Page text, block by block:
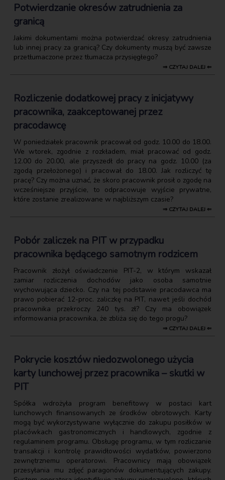
Potwierdzanie okresów zatrudnienia za
granicą
Jakimi dokumentami można potwierdzać okresy zatrudnienia
lub innej pracy za granicą? Czy dokumenty muszą być zawsze
przetłumaczone przez tłumacza przysięgłego?
⇒ CZYTAJ DALEJ ⇐
Rozliczenie dodatkowej pracy z inicjatywy
pracownika, zaakceptowanej przez
pracodawcę
W poniedziałek pracownik pracował od godz. 10.00 do 18.00.
We wtorek, zgodnie z rozkładem, miał pracować od godz.
12.00 do 20.00, ale przyszedł do pracy na godz. 10.00 (za
zgodą przełożonego) i pracował do 18.00. Jak rozliczyć tę
pracę? Czy można uznać, że skoro pracownik prosił o zgodę na
wcześniejsze przyjście, to odpracowuje wyjście prywatne,
które zostanie zrealizowane w najbliższym czasie?
⇒ CZYTAJ DALEJ ⇐
Pobór zaliczek na PIT w przypadku
pracownika będącego samotnym rodzicem
Pracownik złożył oświadczenie PIT-2, w którym wskazał
zamiar rozliczenia dochodów jako osoba samotnie
wychowująca dziecko. Czy na tej podstawie pracodawca ma
prawo pobierać 12-proc. zaliczkę na PIT, nawet jeśli dochód
pracownika przekroczy 240 tys. zł? Czy ma obowiązek
informowania pracownika, że zbliża się do tego progu?
⇒ CZYTAJ DALEJ ⇐
Pokrycie kosztów niedozwolonego użycia
karty lunchowej przez pracownika – skutki w
PIT
Spółka wdrożyła program benefitowy w postaci kart
lunchowych finansowanych ze środków obrotowych. Karty
mogą być wykorzystywane wyłącznie do zakupu posiłków w
placówkach gastronomicznych i handlowych, zgodnie z
regulaminem programu. Obsługę programu, w tym rozliczanie
transakcji i kontrolę prawidłowości wydatków, powierzono
zewnętrznemu operatorowi. Pracownicy mają obowiązek
przesyłania mu zdjęć paragonów dokumentujących zakupy.